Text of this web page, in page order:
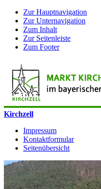
Zur Hauptnavigation
Zur Unternavigation
Zum Inhalt
Zur Seitenleiste
Zum Footer
Kirchzell
Impressum
Kontaktformular
Seitenübersicht